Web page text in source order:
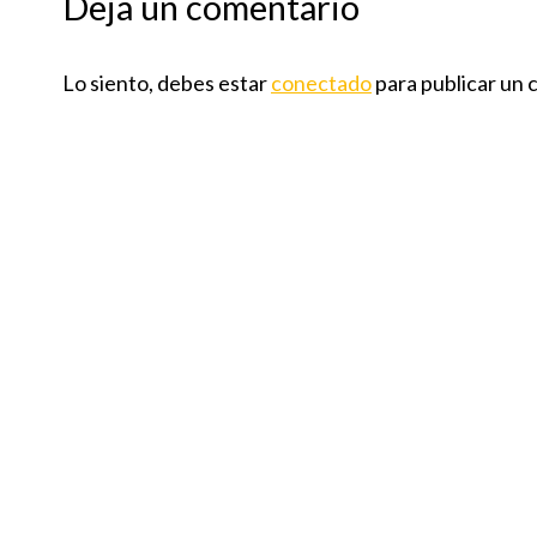
Lo siento, debes estarconectadopara publicar un